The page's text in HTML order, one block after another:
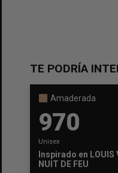
TE PODRÍA
Amaderada
970
Unisex
Inspirado en LOUIS
NUIT DE FEU